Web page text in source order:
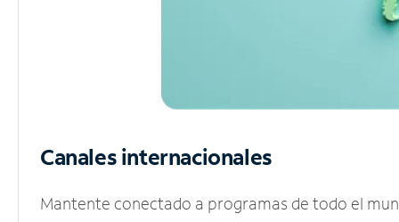
Canales internacionales
Mantente conectado a programas de todo el